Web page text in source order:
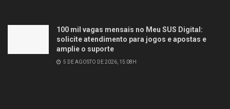
100 mil vagas mensais no Meu SUS Digital:
solicite atendimento para jogos e apostas e
amplie o suporte
5 DE AGOSTO DE 2026, 15:08H